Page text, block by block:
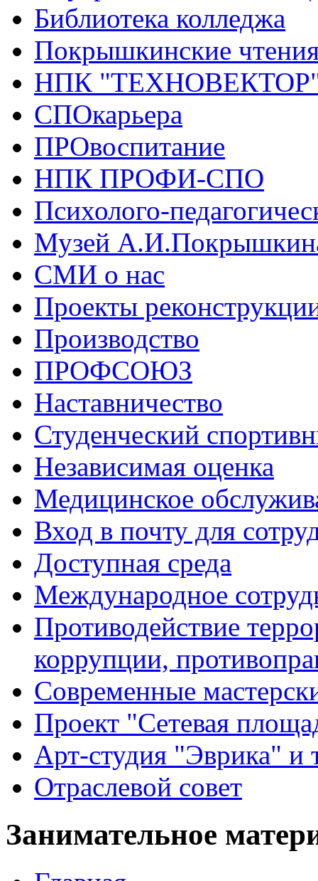
Библиотека колледжа
Покрышкинские
НПК
СПОкарьера
ПРОвоспитание
НПК ПРОФИ-СПО
Психолого-
Музей
СМИ о нас
Проекты
Производство
ПРОФСОЮЗ
Наставничество
Студенческий
Независимая оценка
Медицинское
Вход в почту для
Доступная среда
Международное
Противодействие
коррупции,
Современные
Проект "Сетевая
Арт-студия "Эврика" и
Отраслевой совет
Занимательное